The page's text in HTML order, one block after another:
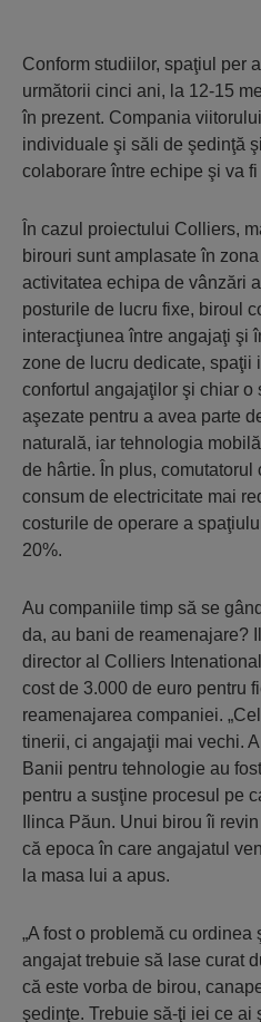
Conform studiilor, spaţiul per
următorii cinci ani, la 12-15
în prezent. Compania
individuale şi săli de şedinţă
colaborare între echipe şi va
În cazul proiectului Colliers,
birouri sunt amplasate în
activitatea echipa de vânzări
posturile de lucru fixe, biroul
interacţiunea între angajaţi şi
zone de lucru dedicate, spaţii
confortul angajaţilor şi chiar o
aşezate pentru a avea parte
naturală, iar tehnologia
de hârtie. În plus, comutatorul
consum de electricitate mai
costurile de operare a
20%.
Au companiile timp să se
da, au bani de reamenajare?
director al Colliers
cost de 3.000 de euro pentru
reamenajarea companiei.
tinerii, ci angajaţii mai vechi.
Banii pentru tehnologie au
pentru a susţine procesul pe
Ilinca Păun. Unui birou îi
că epoca în care angajatul
la masa lui a apus.
„A fost o problemă cu ordinea
angajat trebuie să lase curat
că este vorba de birou,
şedinţe. Trebuie să-ţi iei ce ai